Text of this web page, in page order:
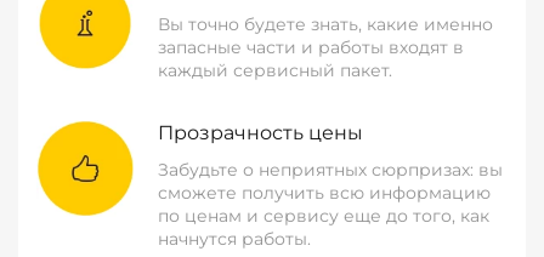
Вы точно будете знать, какие именно
запасные части и работы входят в
каждый сервисный пакет.
Прозрачность цены
Забудьте о неприятных сюрпризах: вы
сможете получить всю информацию
по ценам и сервису еще до того, как
начнутся работы.